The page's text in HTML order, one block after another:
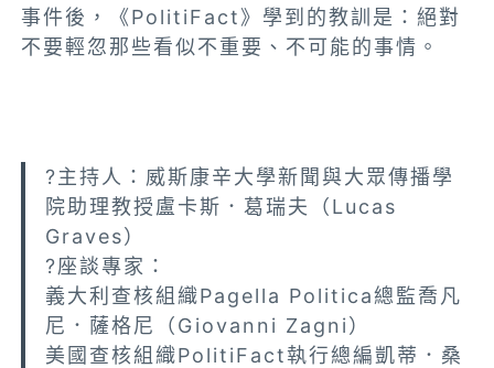
事件後，《PolitiFact》學到的教訓是：絕對
不要輕忽那些看似不重要、不可能的事情。
?主持人：威斯康辛大學新聞與大眾傳播學
院助理教授盧卡斯．葛瑞夫（Lucas
Graves）
?座談專家：
義大利查核組織Pagella Politica總監喬凡
尼．薩格尼（Giovanni Zagni）
美國查核組織PolitiFact執行總編凱蒂．桑